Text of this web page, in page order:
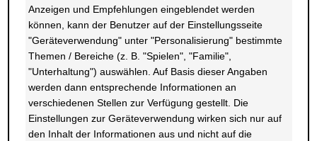
Anzeigen und Empfehlungen eingeblendet werden
können, kann der Benutzer auf der Einstellungsseite
"Geräteverwendung" unter "Personalisierung" bestimmte
Themen / Bereiche (z. B. "Spielen", "Familie",
"Unterhaltung") auswählen. Auf Basis dieser Angaben
werden dann entsprechende Informationen an
verschiedenen Stellen zur Verfügung gestellt. Die
Einstellungen zur Geräteverwendung wirken sich nur auf
den Inhalt der Informationen aus und nicht auf die